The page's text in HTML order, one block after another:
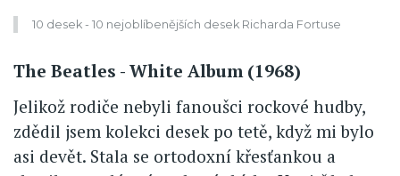
10 desek - 10 nejoblíbenějších desek Richarda Fortuse
The Beatles - White Album (1968)
Jelikož rodiče nebyli fanoušci rockové hudby,
zdědil jsem kolekci desek po tetě, když mi bylo
asi devět. Stala se ortodoxní křesťankou a